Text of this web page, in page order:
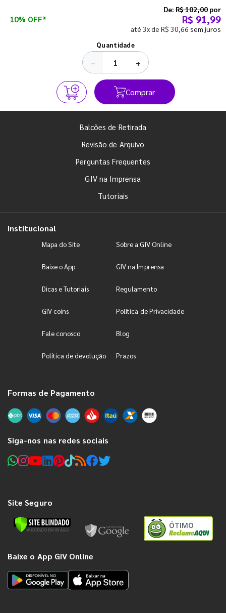
10% OFF*
De: R$ 102,00 por
R$ 91,99
até 3x de R$ 30,66 sem juros
Quantidade
− +
Comprar
Balcões de Retirada
Revisão de Arquivo
Perguntas Frequentes
GIV na Imprensa
Tutoriais
Institucional
Mapa do Site Sobre a GIV Online
Baixe o App GIV na Imprensa
Dicas e Tutoriais Regulamento
GIV coins Política de Privacidade
Fale conosco Blog
Política de devolução Prazos
Formas de Pagamento
Siga-nos nas redes sociais
Site Seguro
ÓTIMO
Baixe o App GIV Online